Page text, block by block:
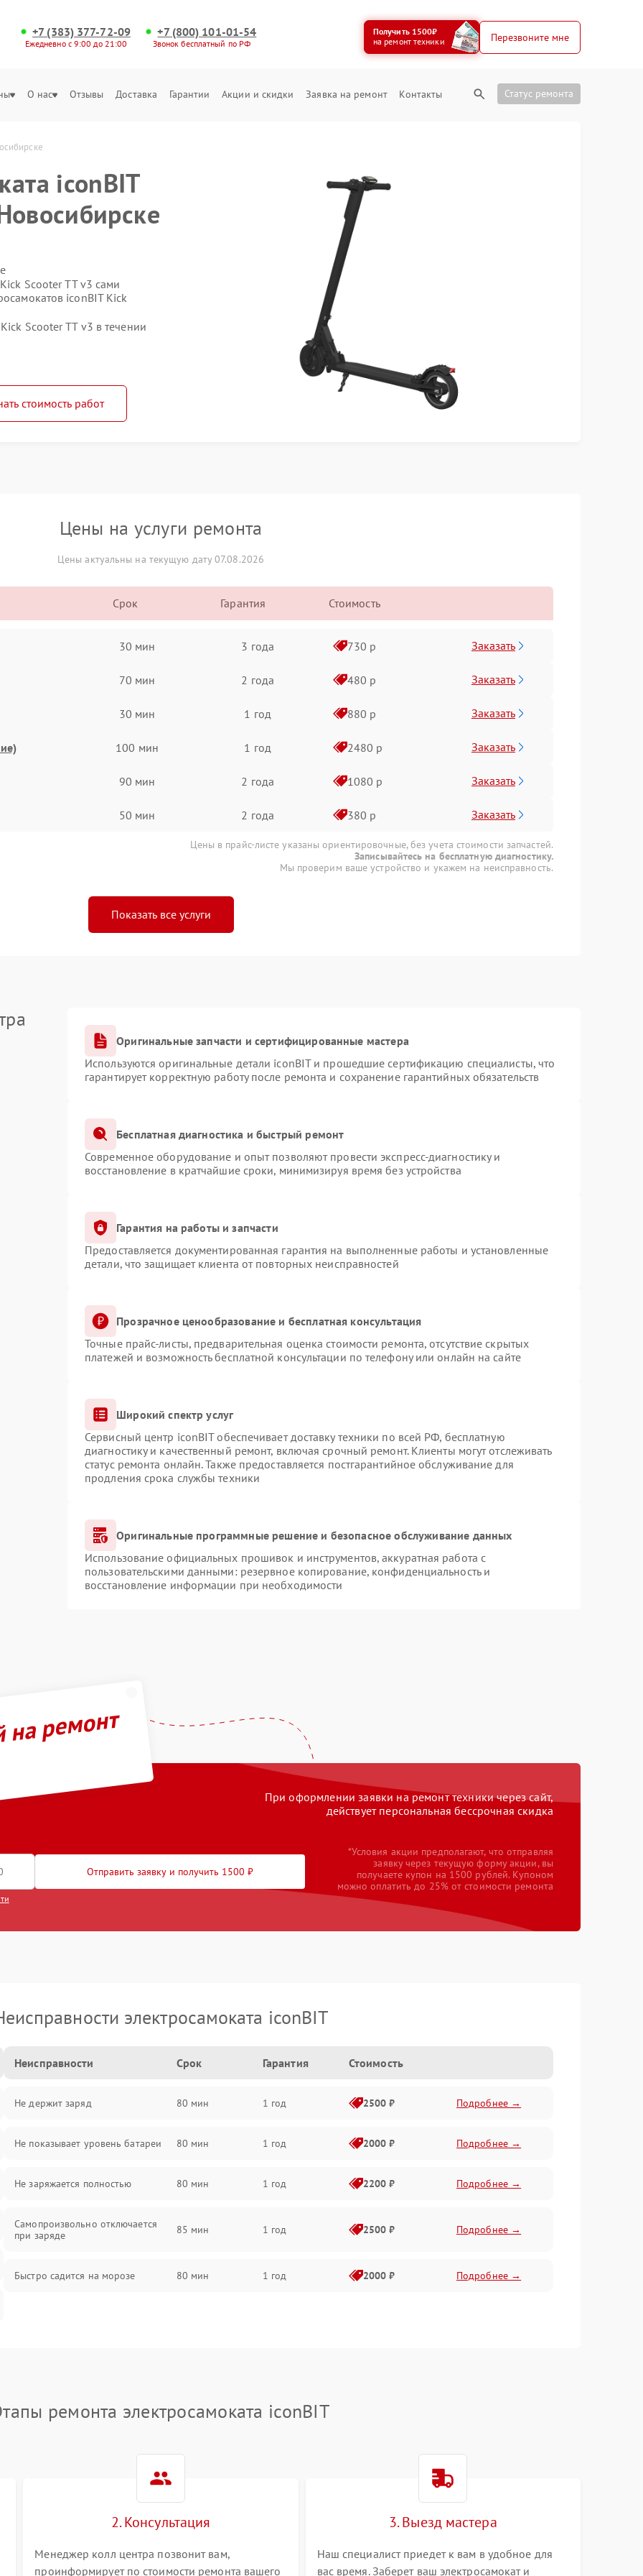
+7 (383) 377-72-09
Ежедневно с 9:00 до 21:00
+7 (800) 101-01-54
Звонок бесплатный по РФ
Получить 1500₽
на ремонт техники
Перезвоните мне
О нас Отзывы Доставка Гарантии Акции и скидки Заявка на ремонт Контакты Статус ремонта
iconBIT
Scooter TT v3 сами
iconBIT Kick
Scooter TT v3 в течении
стоимость работ
Цены на услуги ремонта
Цены актуальны на текущую дату 07.08.2026
Срок Гарантия Стоимость
30 мин 3 года 730 р Заказать
70 мин 2 года 480 р Заказать
30 мин 1 год 880 р Заказать
100 мин 1 год 2480 р Заказать
90 мин 2 года 1080 р Заказать
50 мин 2 года 380 р Заказать
Цены в прайс-листе указаны ориентировочные, без учета стоимости запчастей.
Записывайтесь на бесплатную диагностику.
Мы проверим ваше устройство и укажем на неисправность.
Показать все услуги
Оригинальные запчасти и сертифицированные мастера
Используются оригинальные детали iconBIT и прошедшие сертификацию специалисты, что
гарантирует корректную работу после ремонта и сохранение гарантийных обязательств
Бесплатная диагностика и быстрый ремонт
Современное оборудование и опыт позволяют провести экспресс-диагностику и
восстановление в кратчайшие сроки, минимизируя время без устройства
Гарантия на работы и запчасти
Предоставляется документированная гарантия на выполненные работы и установленные
детали, что защищает клиента от повторных неисправностей
Прозрачное ценообразование и бесплатная консультация
Точные прайс-листы, предварительная оценка стоимости ремонта, отсутствие скрытых
платежей и возможность бесплатной консультации по телефону или онлайн на сайте
Широкий спектр услуг
Сервисный центр iconBIT обеспечивает доставку техники по всей РФ, бесплатную
диагностику и качественный ремонт, включая срочный ремонт. Клиенты могут отслеживать
статус ремонта онлайн. Также предоставляется постгарантийное обслуживание для
продления срока службы техники
Оригинальные программные решение и безопасное обслуживание данных
Использование официальных прошивок и инструментов, аккуратная работа с
пользовательскими данными: резервное копирование, конфиденциальность и
восстановление информации при необходимости
ремонт
При оформлении заявки на ремонт техники через сайт,
действует персональная бессрочная скидка
Отправить заявку и получить 1500 ₽
*Условия акции предполагают, что отправляя
заявку через текущую форму акции, вы
получаете купон на 1500 рублей. Купоном
можно оплатить до 25% от стоимости ремонта
электросамоката iconBIT
Неисправности Срок Гарантия Стоимость
Не держит заряд 80 мин 1 год 2500 ₽ Подробнее →
Не показывает уровень батареи 80 мин 1 год 2000 ₽ Подробнее →
Не заряжается полностью 80 мин 1 год 2200 ₽ Подробнее →
Самопроизвольно отключается
при заряде
85 мин 1 год 2500 ₽ Подробнее →
Быстро садится на морозе 80 мин 1 год 2000 ₽ Подробнее →
ремонта электросамоката iconBIT
2. Консультация
Менеджер колл центра позвонит вам,
проинформирует по стоимости ремонта вашего
3. Выезд мастера
Наш специалист приедет к вам в удобное для
вас время. Заберет ваш электросамокат и